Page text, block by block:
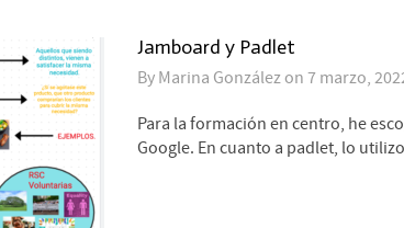
Jamboard y Padlet
By Marina González on 7 marzo,
Para la formación en centro, he
Google. En cuanto a padlet, lo